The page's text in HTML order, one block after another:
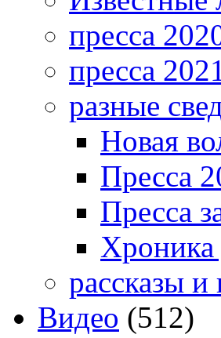
пресса
пресса 2021
разные
Новая
Пресса
Пресса
Хроника
рассказы и
Видео (512)